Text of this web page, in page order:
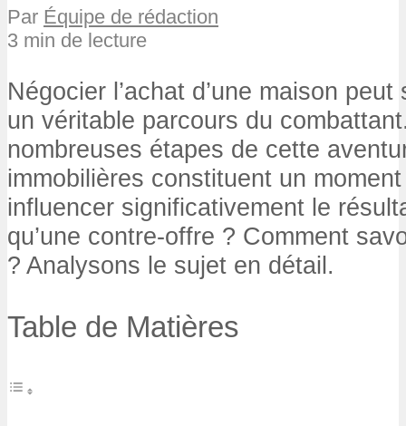
Par Équipe de rédaction
3 min de lecture
Négocier l’achat d’une maison
un véritable parcours du
nombreuses étapes de cette
immobilières constituent un
influencer significativement le
qu’une contre-offre ? Comment
? Analysons le sujet en détail.
Table de Matières